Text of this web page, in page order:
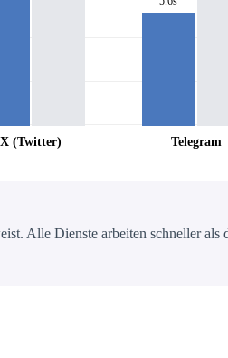
X (Twitter) Telegram
Alle Dienste arbeiten schneller